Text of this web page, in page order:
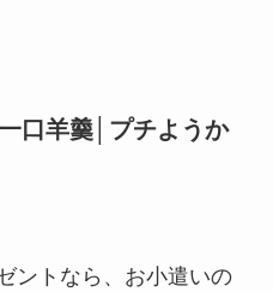
口羊羹│プチようか
ントなら、お小遣いの